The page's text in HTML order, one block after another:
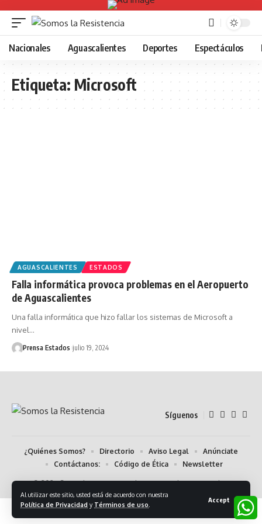
Al utilizar este sitio, usted está de acuerdo con nuestra
Política de Privacidad y Términos de uso
Accept
Nacionales Aguascalientes Deportes Espectáculos
Etiqueta:Microsoft
AGUASCALIENTES ESTADOS
Falla informática provoca problemas en el Aeropuerto
de Aguascalientes
Una falla informática que hizo fallar los sistemas de Microsoft a
nivel…
Prensa Estados julio 19, 2024
Síguenos
© 2024 Somos la Resistencia. Algunos Derechos Reservados.
¿Quiénes Somos? Directorio Aviso Legal
Anúnciate
Contáctanos:
Código de Ética Newsletter